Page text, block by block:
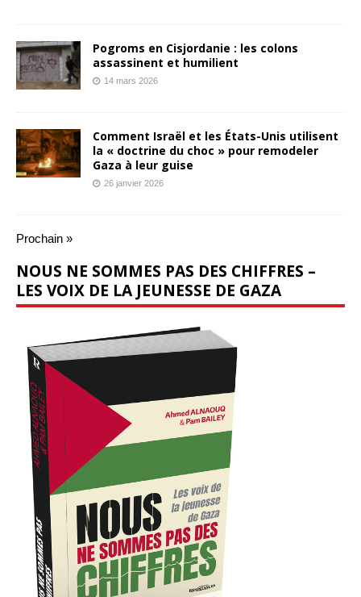
Pogroms en Cisjordanie : les colons
assassinent et humilient
14 mars 2026
Comment Israël et les États-Unis utilisent
la « doctrine du choc » pour remodeler
Gaza à leur guise
26 janvier 2026
Prochain »
NOUS NE SOMMES PAS DES CHIFFRES –
LES VOIX DE LA JEUNESSE DE GAZA